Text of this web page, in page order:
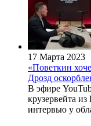
17 Марта 2023
«Поветкин
Дрозд
В эфире
крузервейта
интервью у